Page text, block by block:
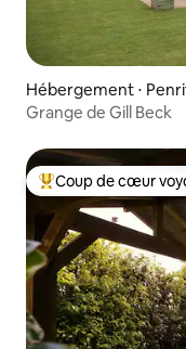
Hébergement ⋅
Grange de Gill Beck
Coups de cœur
Coup de cœur